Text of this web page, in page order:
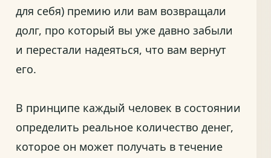
для себя) премию или вам возвращали
долг, про который вы уже давно забыли
и перестали надеяться, что вам вернут
его.
В принципе каждый человек в состоянии
определить реальное количество денег,
которое он может получать в течение